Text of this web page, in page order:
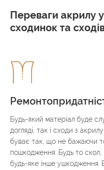
Переваги акрилу у
сходинок та
Будь-який матеріал буде
догляді, так і сходи з
буває так, що не бажаючи
пошкодження. Будь то
будь-яке інше ушкодження.